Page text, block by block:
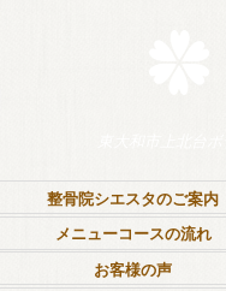
整骨院シエスタのご案内
メニューコースの流れ
お客様の声